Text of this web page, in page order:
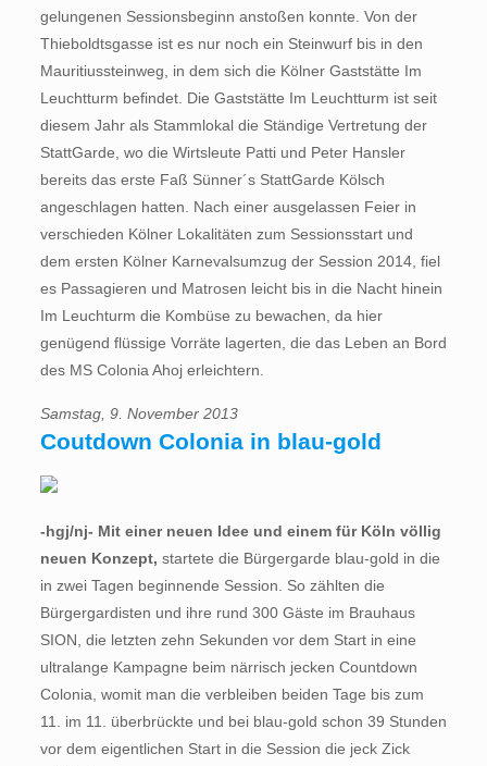
gelungenen Sessionsbeginn anstoßen konnte. Von der
Thieboldtsgasse ist es nur noch ein Steinwurf bis in den
Mauritiussteinweg, in dem sich die Kölner Gaststätte Im
Leuchtturm befindet. Die Gaststätte Im Leuchtturm ist seit
diesem Jahr als Stammlokal die Ständige Vertretung der
StattGarde, wo die Wirtsleute Patti und Peter Hansler
bereits das erste Faß Sünner´s StattGarde Kölsch
angeschlagen hatten. Nach einer ausgelassen Feier in
verschieden Kölner Lokalitäten zum Sessionsstart und
dem ersten Kölner Karnevalsumzug der Session 2014, fiel
es Passagieren und Matrosen leicht bis in die Nacht hinein
Im Leuchturm die Kombüse zu bewachen, da hier
genügend flüssige Vorräte lagerten, die das Leben an Bord
des MS Colonia Ahoj erleichtern.
Samstag, 9. November 2013
Coutdown Colonia in blau-gold
-hgj/nj- Mit einer neuen Idee und einem für Köln völlig
neuen Konzept, startete die Bürgergarde blau-gold in die
in zwei Tagen beginnende Session. So zählten die
Bürgergardisten und ihre rund 300 Gäste im Brauhaus
SION, die letzten zehn Sekunden vor dem Start in eine
ultralange Kampagne beim närrisch jecken Countdown
Colonia, womit man die verbleiben beiden Tage bis zum
11. im 11. überbrückte und bei blau-gold schon 39 Stunden
vor dem eigentlichen Start in die Session die jeck Zick